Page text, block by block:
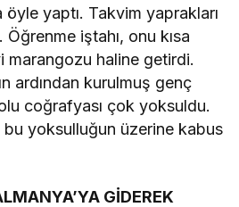
yaptı. Takvim yaprakları
iştahı, onu kısa
marangozu haline getirdi.
ardından kurulmuş genç
coğrafyası çok yoksuldu.
yoksulluğun üzerine kabus
GİDEREK